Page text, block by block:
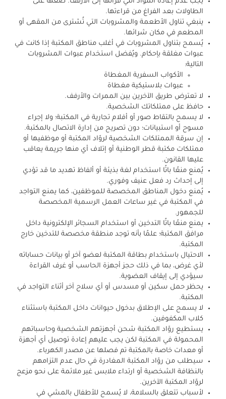
الطاولات بعد الفراغ من قراءتها.
ينبغي تناول الأطعمة والمشروبات التي تُشترى من المقهى أو
المطعم في مكان شرائها.
يُسمح بتناول المشروبات في أغلب مناطق المكتبة إذا كانت في
عبوات مغلقة بإحكام. ويُفضل استخدام عبوات المشروبات
التالية:
الأكواب السفرية المغطاة
عبوات بلاستيكية مغطاة
لا تعترض طريق الآخرين بين الممرات والأرفف.
حافظ على ممتلكاتك الشخصية.
لا يسمح بالتقاط صور أو أفلام تجارية في المكتبة؛ ولا إجراء
مسوح أو استبيانات؛ دون تصريح من إدارة الاتصال بالمكتبة.
إن سرقة الممتلكات الشخصية لروّاد المكتبة أو موظفيها أو
ممتلكات مكتبة قطر الوطنية أو إتلاف أي منها جريمة يعاقب
عليها القانون.
يُمنع منعًا باتًا استخدام لغة بذيئة أو ألفاظ تهديد ما قد تؤدي
إلى إحداث رد فعل عنيف وفوري.
يُمنع دخول المناطق المخصصة للموظفين، كما يمنع التواجد
في المكتبة في غير ساعات العمل الرسمية المخصصة
للجمهور.
يمنع منعًا باتًا التدخين أو استخدام السجائر الإلكترونية داخل
مرافق المكتبة؛ علمًا بأنه توجد منطقة مخصصة للتدخين خارج
المكتبة.
الاحتيال باستخدام بطاقة المكتبة لعضو آخر أو بيانات حساباته
لأي غرض، بما في ذلك حجز أجهزة الحاسب أو غرف القراءة
سيؤدي إلى إيقاف العضوية.
يحظر حمل سكين أو مسدس أو أي سلاح آخر أثناء التواجد في
المكتبة.
لا يسمح على الإطلاق بدخول حيوانات داخل المكتبة باستثناء
كلاب المكفوفين.
يستطيع روّاد المكتبة شحن أجهزتهم الشخصية وحاسباتهم
المحمولة في المكتبة لكن يجب عليهم إعادة توصيل أي أجهزة
أو معدات خاصة بالمكتبة تم فصلها عن مصدر الكهرباء.
سيطلب من روّاد المكتبة المغادرة في حال عدم التزامهم
بالنظافة الشخصية أو ارتداء ملابس غير ملائمة على نحو مزعج
لروّاد المكتبة الآخرين.
لأسباب تتعلق بالسلامة، لا يُسمح للأطفال بالمشي في